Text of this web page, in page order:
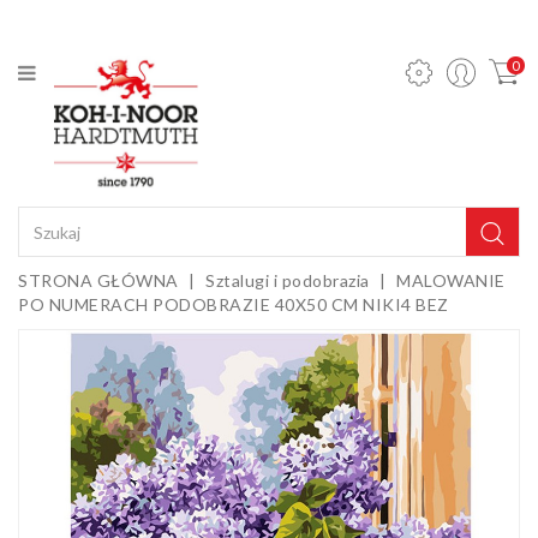
Ołówki
mechaniczne
i wkłady
Ołówki
grafitowe
Kredki
Pastele,
węgle,
sepie i
kredy
Gumki i
temperówki
Farby,
media i
dodatki
Sztalugi i
podobrazia
0
STRONA GŁÓWNA Sztalugi i podobrazia
MALOWANIE
PO NUMERACH PODOBRAZIE 40X50 CM NIKI4 BEZ